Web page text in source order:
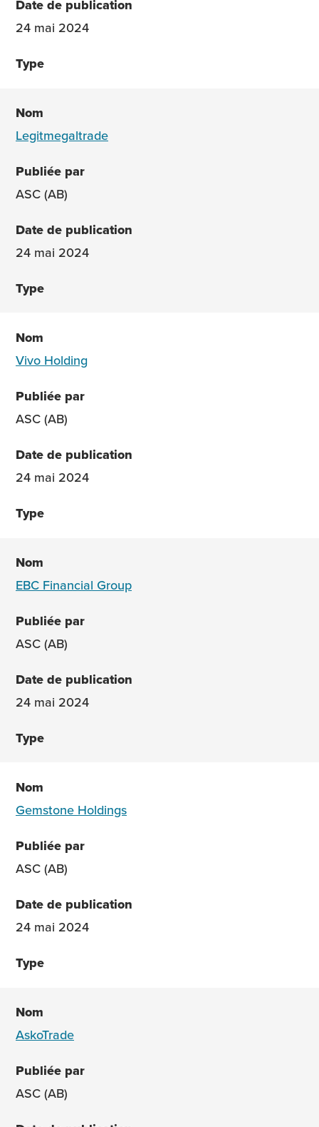
24 mai 2024
Legitmegaltrade
ASC (AB)
24 mai 2024
Vivo Holding
ASC (AB)
24 mai 2024
EBC Financial Group
ASC (AB)
24 mai 2024
Gemstone Holdings
ASC (AB)
24 mai 2024
AskoTrade
ASC (AB)